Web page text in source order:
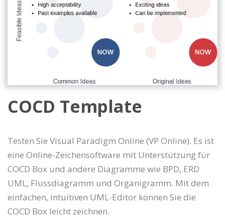
COCD Template
Testen Sie Visual Paradigm Online (VP Online). Es ist
eine Online-Zeichensoftware mit Unterstützung für
COCD Box und andere Diagramme wie BPD, ERD
UML, Flussdiagramm und Organigramm. Mit dem
einfachen, intuitiven UML-Editor können Sie die
COCD Box leicht zeichnen.